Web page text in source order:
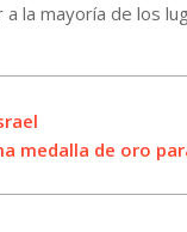
la mayoría de los
medalla de oro